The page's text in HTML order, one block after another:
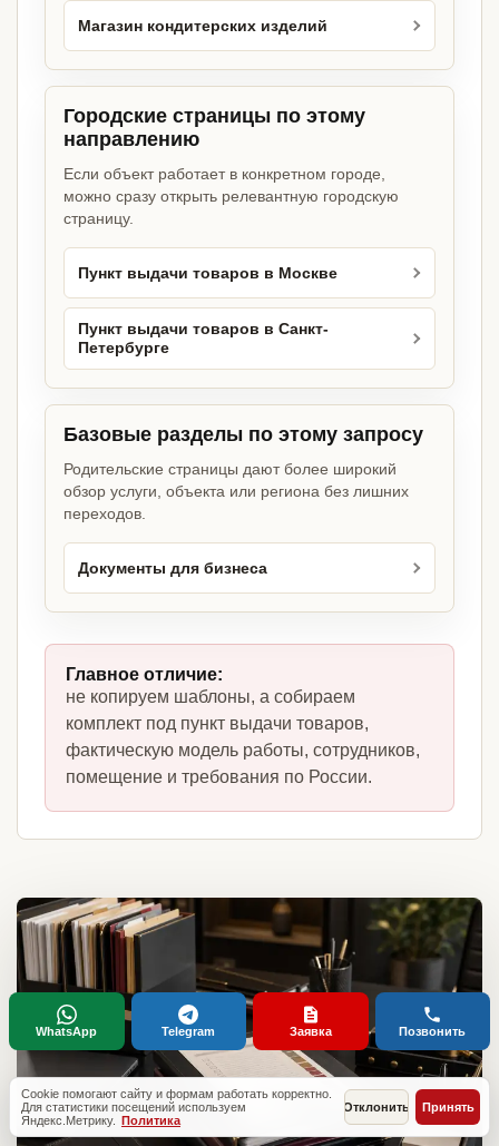
Магазин кондитерских изделий
Городские страницы по этому
направлению
Если объект работает в конкретном городе,
можно сразу открыть релевантную городскую
страницу.
Пункт выдачи товаров в Москве
Пункт выдачи товаров в Санкт-
Петербурге
Базовые разделы по этому запросу
Родительские страницы дают более широкий
обзор услуги, объекта или региона без лишних
переходов.
Документы для бизнеса
Главное отличие:
не копируем шаблоны, а собираем
комплект под пункт выдачи товаров,
фактическую модель работы, сотрудников,
помещение и требования по России.
Cookie помогают сайту и формам работать корректно.
Для статистики посещений используем
Яндекс.Метрику. Политика
Отклонить Принять
WhatsApp Telegram Заявка Позвонить